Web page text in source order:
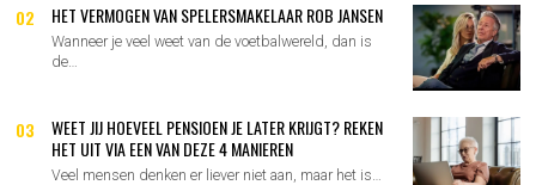
02 HET VERMOGEN VAN SPELERSMAKELAAR ROB JANSEN
Wanneer je veel weet van de voetbalwereld, dan is
de…
03
WEET JIJ HOEVEEL PENSIOEN JE LATER KRIJGT? REKEN
HET UIT VIA EEN VAN DEZE 4 MANIEREN
Veel mensen denken er liever niet aan, maar het is…